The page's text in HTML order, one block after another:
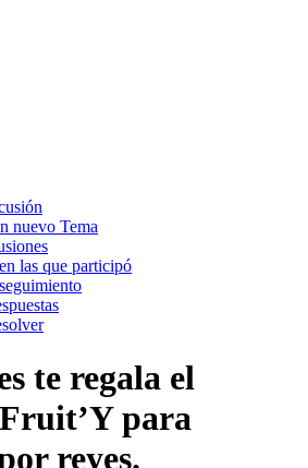
nuevo Tema
las que participó
te regala el
para
reyes.